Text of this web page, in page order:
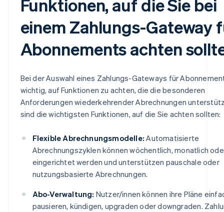
Funktionen, auf die Sie bei
einem Zahlungs-Gateway
Abonnements achten
Bei der Auswahl eines Zahlungs-Gateways für
wichtig, auf Funktionen zu achten, die die besonderen
Anforderungen wiederkehrender Abrechnungen
sind die wichtigsten Funktionen, auf die Sie achten sollten:
Flexible Abrechnungsmodelle: Automatisierte
Abrechnungszyklen können wöchentlich, monatlich
eingerichtet werden und unterstützen pauschale oder
nutzungsbasierte Abrechnungen.
Abo-Verwaltung: Nutzer/innen können ihre Pläne
pausieren, kündigen, upgraden oder downgraden.